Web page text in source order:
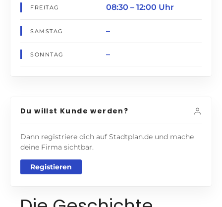
FREITAG 08:30 – 12:00 Uhr
SAMSTAG –
SONNTAG –
Du willst Kunde werden?
Dann registriere dich auf Stadtplan.de und mache
deine Firma sichtbar.
Registieren